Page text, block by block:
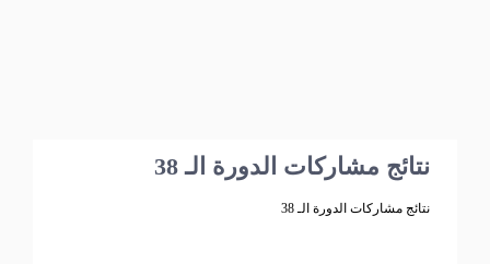
نتائج مشاركات الدورة الـ 38
نتائج مشاركات الدورة الـ 38